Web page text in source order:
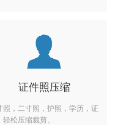
证件照压缩
照，二寸照，护照，学历，证
轻松压缩裁剪。